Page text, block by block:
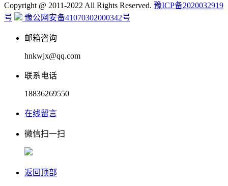
Copyright @ 2011-2022 All Rights Reserved. 豫ICP备2020032919
号
豫公网安备41070302000342号
邮箱咨询
hnkwjx@qq.com
联系电话
18836269550
在线留言
微信扫一扫
返回顶部